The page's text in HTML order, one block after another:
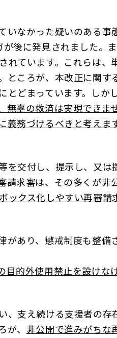
なかった疑いのある
後に発見されました。
ています。これらは
ころが、本改正に関
どまっています。しかし
辜の救済は実現でき
義務づけるべきと考えま
交付し、提示し、又
求審は、その多くが
クス化しやすい再審
あり、懲戒制度も整備
目的外使用禁止を設け
支え続ける支援者の
が、 非公開で進みがちな